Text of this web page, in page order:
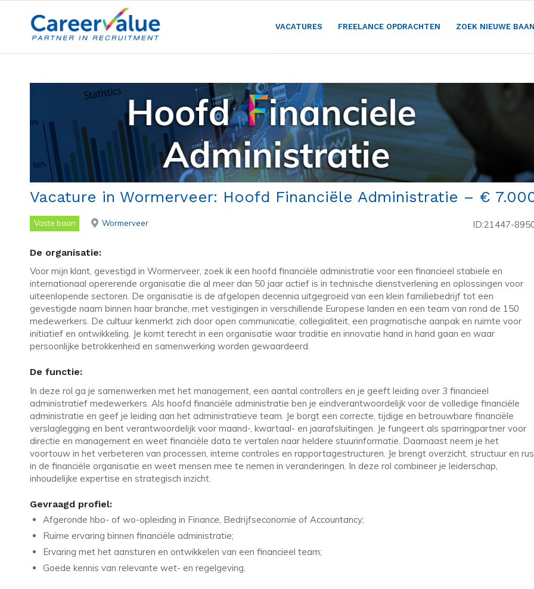
VACATURES FREELANCE OPDRACHTEN ZOEK NIEUWE BAAN
Vacature in Wormerveer: Hoofd Financiële Administratie – €
Vaste baan Wormerveer ID:21447-
De organisatie:
Voor mijn klant, gevestigd in Wormerveer, zoek ik een hoofd financiële administratie voor een financieel stabiele en
internationaal opererende organisatie die al meer dan 50 jaar actief is in technische dienstverlening en oplossingen voor
uiteenlopende sectoren. De organisatie is de afgelopen decennia uitgegroeid van een klein familiebedrijf tot een
gevestigde naam binnen haar branche, met vestigingen in verschillende Europese landen en een team van rond de 150
medewerkers. De cultuur kenmerkt zich door open communicatie, collegialiteit, een pragmatische aanpak en ruimte voor
initiatief en ontwikkeling. Je komt terecht in een organisatie waar traditie en innovatie hand in hand gaan en waar
persoonlijke betrokkenheid en samenwerking worden gewaardeerd.
De functie:
In deze rol ga je samenwerken met het management, een aantal controllers en je geeft leiding over 3 financieel
administratief medewerkers. Als hoofd financiële administratie ben je eindverantwoordelijk voor de volledige financiële
administratie en geef je leiding aan het administratieve team. Je borgt een correcte, tijdige en betrouwbare financiële
verslaglegging en bent verantwoordelijk voor maand-, kwartaal- en jaarafsluitingen. Je fungeert als sparringpartner voor
directie en management en weet financiële data te vertalen naar heldere stuurinformatie. Daarnaast neem je het
voortouw in het verbeteren van processen, interne controles en rapportagestructuren. Je brengt overzicht, structuur en
in de financiële organisatie en weet mensen mee te nemen in veranderingen. In deze rol combineer je leiderschap,
inhoudelijke expertise en strategisch inzicht.
Gevraagd profiel:
Afgeronde hbo- of wo-opleiding in Finance, Bedrijfseconomie of Accountancy;
Ruime ervaring binnen financiële administratie;
Ervaring met het aansturen en ontwikkelen van een financieel team;
Goede kennis van relevante wet- en regelgeving.